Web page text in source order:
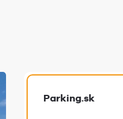
Parking.sk